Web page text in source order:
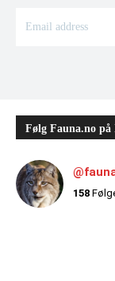
Følg Fauna.no
158